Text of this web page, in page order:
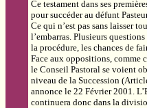
Ce testament dans ses
pour succéder au défunt
Ce qui n’est pas sans laisser
l’embarras. Plusieurs
la procédure, les chances de
Face aux oppositions, comme
le Conseil Pastoral se voient
niveau dela Succession
annonce le 22 Février 2001.
continuera donc dans la